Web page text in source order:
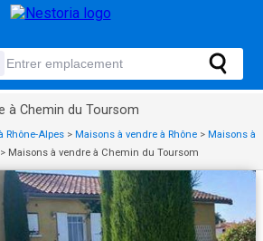
à Chemin du Toursom
Rhône-Alpes > Maisons à vendre à Rhône > Maisons à
> Maisons à vendre à Chemin du Toursom